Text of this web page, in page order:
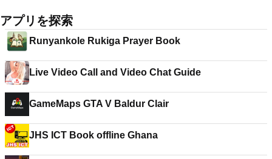
アプリを探索
Runyankole Rukiga Prayer Book
Live Video Call and Video Chat Guide
GameMaps GTA V Baldur Clair
JHS ICT Book offline Ghana